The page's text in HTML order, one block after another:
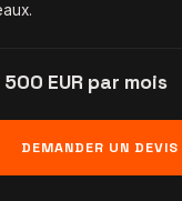
EUR par mois
DEMANDER UN DEVIS